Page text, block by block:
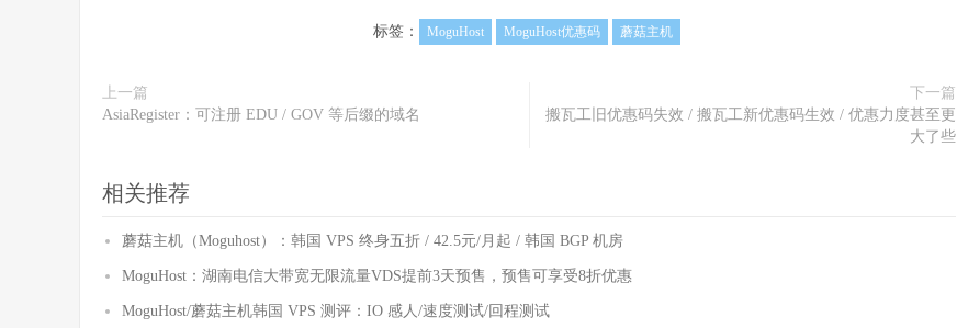
标签： MoguHost MoguHost优惠码 蘑菇主机
上一篇
AsiaRegister：可注册 EDU / GOV 等后缀的域名
下一篇
搬瓦工旧优惠码失效 / 搬瓦工新优惠码生效 / 优惠力度甚至更
大了些
相关推荐
蘑菇主机（Moguhost）：韩国 VPS 终身五折 / 42.5元/月起 / 韩国 BGP 机房
MoguHost：湖南电信大带宽无限流量VDS提前3天预售，预售可享受8折优惠
MoguHost/蘑菇主机韩国 VPS 测评：IO 感人/速度测试/回程测试